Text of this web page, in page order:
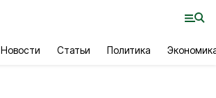
Новости Статьи Политика